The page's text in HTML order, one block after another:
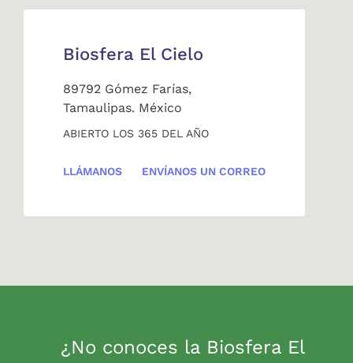
Biosfera El Cielo
89792 Gómez Farías,
Tamaulipas. México
ABIERTO LOS 365 DEL AÑO
LLÁMANOS ENVÍANOS UN CORREO
¿No conoces la Biosfera El